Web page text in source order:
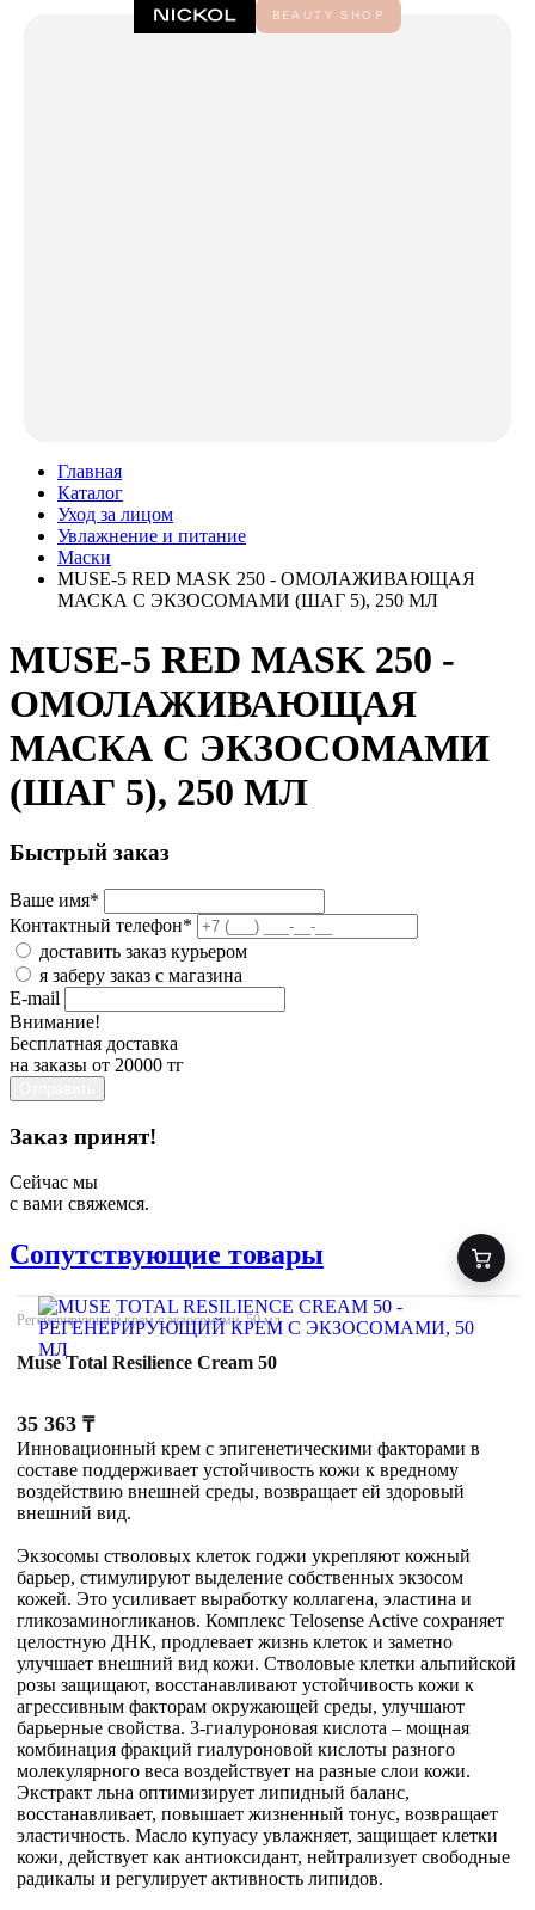
Главная
Каталог
Уход за лицом
Увлажнение и питание
Маски
MUSE-5 RED MASK 250 - ОМОЛАЖИВАЮЩАЯ
МАСКА С ЭКЗОСОМАМИ (ШАГ 5), 250 МЛ
MUSE-5 RED MASK 250 -
ОМОЛАЖИВАЮЩАЯ
МАСКА С ЭКЗОСОМАМИ
(ШАГ 5), 250 МЛ
Быстрый заказ
Ваше имя*
Контактный телефон*
доставить заказ курьером
я заберу заказ с магазина
E-mail
Внимание!
Бесплатная доставка
на заказы от 20000 тг
Заказ принят!
Сейчас мы
с вами свяжемся.
Сопутствующие товары
Регенерирующий крем с экзосомами, 50 мл
Muse Total Resilience Cream 50
35 363 ₸
Инновационный крем с эпигенетическими факторами в
составе поддерживает устойчивость кожи к вредному
воздействию внешней среды, возвращает ей здоровый
внешний вид.
Экзосомы стволовых клеток годжи укрепляют кожный
барьер, стимулируют выделение собственных экзосом
кожей. Это усиливает выработку коллагена, эластина и
гликозаминогликанов. Комплекс Telosense Active сохраняет
целостную ДНК, продлевает жизнь клеток и заметно
улучшает внешний вид кожи. Стволовые клетки альпийской
розы защищают, восстанавливают устойчивость кожи к
агрессивным факторам окружающей среды, улучшают
барьерные свойства. 3-гиалуроновая кислота – мощная
комбинация фракций гиалуроновой кислоты разного
молекулярного веса воздействует на разные слои кожи.
Экстракт льна оптимизирует липидный баланс,
восстанавливает, повышает жизненный тонус, возвращает
эластичность. Масло купуасу увлажняет, защищает клетки
кожи, действует как антиоксидант, нейтрализует свободные
радикалы и регулирует активность липидов.